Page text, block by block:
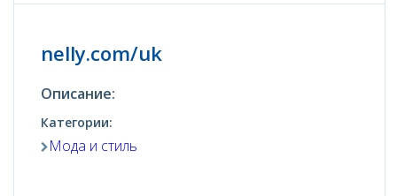
nelly.com/uk
Описание:
Категории:
Мода и стиль